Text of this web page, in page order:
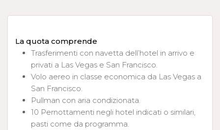
La quota comprende
Trasferimenti con navetta dell’hotel in arrivo e
privati a Las Vegas e San Francisco.
Volo aereo in classe economica da Las Vegas a
San Francisco.
Pullman con aria condizionata.
10 Pernottamenti negli hotel indicati o similari,
pasti come da programma.